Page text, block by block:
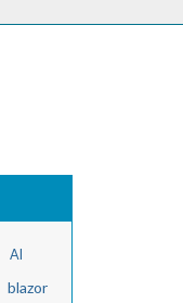
AI
blazor